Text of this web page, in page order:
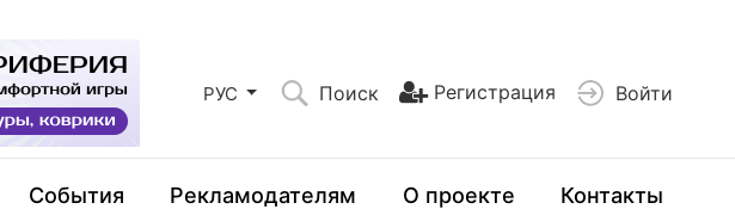
РУС Поиск Регистрация Войти
События Рекламодателям О проекте Контакты